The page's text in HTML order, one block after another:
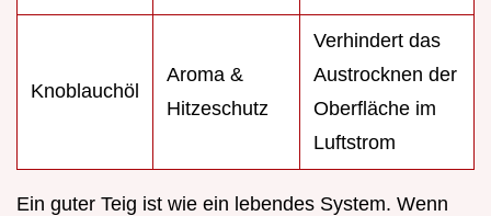
Knoblauchöl
Aroma &
Hitzeschutz
Verhindert das
Austrocknen der
Oberfläche im
Luftstrom
Ein guter Teig ist wie ein lebendes System. Wenn